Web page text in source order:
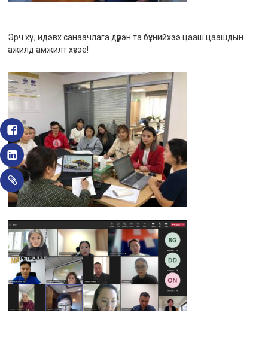
Эрч хүч, идэвх санаачлага дүүрэн та бүхнийхээ цааш цаашдын
ажилд амжилт хүсэе!